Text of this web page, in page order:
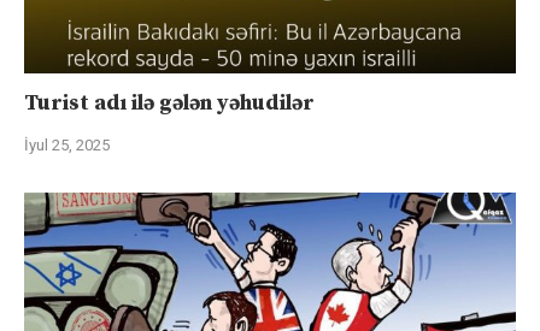
Turist adı ilə gələn yəhudilər
İyul 25, 2025